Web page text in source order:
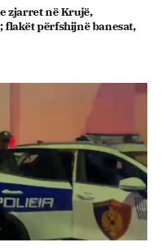
zjarret në Krujë,
flakët përfshijnë banesat,